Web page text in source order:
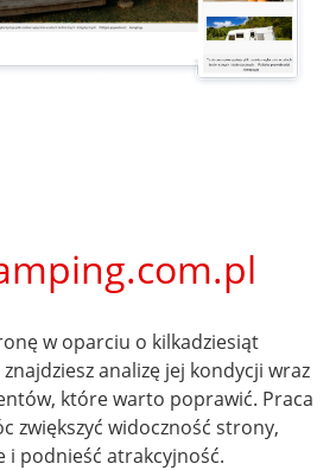
w oparciu o kilkadziesiąt
analizę jej kondycji wraz
które warto poprawić. Praca
zwiększyć widoczność strony,
i podnieść atrakcyjność.